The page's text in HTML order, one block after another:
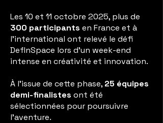
Les 10 et 11 octobre 2025, plus de
300 participants en France et à
l’international ont relevé le défi
DefInSpace lors d’un week-end
intense en créativité et innovation.
À l’issue de cette phase, 25 équipes
demi-finalistes ont été
sélectionnées pour poursuivre
l’aventure.